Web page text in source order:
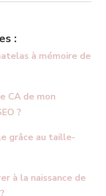
:
à mémoire de
CA de mon
?
grâce au taille-
à la naissance de